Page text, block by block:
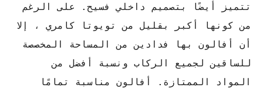
تتميز أيضًا بتصميم داخلي فسيح. على الرغم
من كونها أكبر بقليل من تويوتا كامري ، إلا
أن أفالون بها فدادين من المساحة المخصصة
للساقين لجميع الركاب ونسبة أفضل من
المواد الممتازة. أفالون مناسبة تمامًا